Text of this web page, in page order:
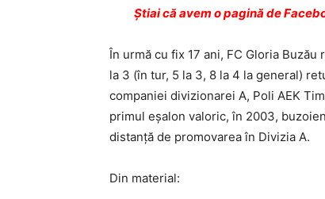
Ştiai că avem o pagină de
În urmă cu fix 17 ani, FC Gloria
la 3 (în tur, 5 la 3, 8 la 4 la general)
companiei divizionarei A, Poli AEK
primul eşalon valoric, în 2003,
distanţă de promovarea în Divizia A.
Din material: